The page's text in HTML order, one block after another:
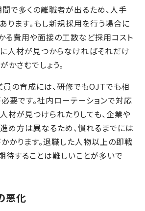
で多くの離職者が出るため、人手
ります。もし新規採用を行う場合に
る費用や面接の工数など採用コスト
に人材が見つからなければそれだけ
さむでしょう。
員の育成には、研修でもOJTでも相
要です。社内ローテーションで対応
材が見つけられたりしても、企業や
め方は異なるため、慣れるまでには
かります。退職した人物以上の即戦
待することは難しいことが多いで
悪化